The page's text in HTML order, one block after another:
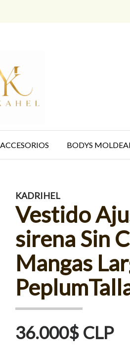
ACCESORIOS BODYS
KADRIHEL
Vestido
sirena Sin
Mangas
36.000$ CLP